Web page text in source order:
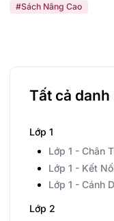
#Sách Nâng Cao
Tất cả danh
Lớp 1
Lớp 1 - Chân
Lớp 1 - Kết
Lớp 1 - Cánh
Lớp 2